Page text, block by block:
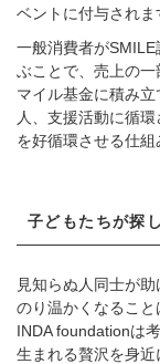
ベントに付与されま
一般消費者が
ぶことで、売上の
マイル基金に積み
人、支援活動に循
を好循環させる仕組
子どもたちが探
見知らぬ人同士が
のり温かくなるこ
INDA foundationは
生まれる贅沢を身近